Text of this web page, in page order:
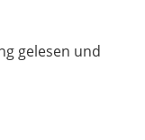
gelesen und